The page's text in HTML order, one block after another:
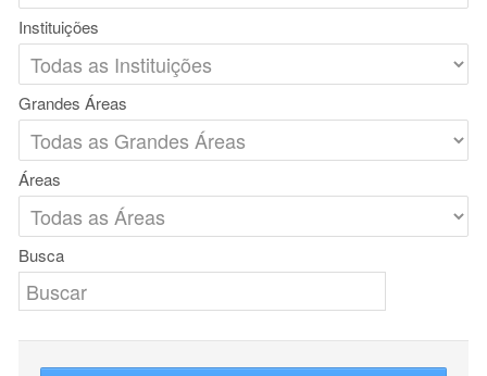
Instituições
Grandes Áreas
Áreas
Busca